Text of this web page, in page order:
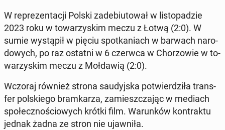
W re­pre­zen­ta­cji Polski za­de­biu­to­wał w li­sto­pa­dzie
2023 roku w to­wa­rzy­skim meczu z Łotwą (2:0). W
sumie wy­stą­pił w pięciu spo­tka­niach w barwach na­ro­
do­wych, po raz ostatni w 6 czerwca w Cho­rzo­wie w to­
wa­rzy­skim meczu z Moł­da­wią (2:0).
Wczoraj również strona sau­dyj­ska po­twier­dzi­ła trans­
fer pol­skie­go bram­ka­rza, za­miesz­cza­jąc w mediach
spo­łecz­no­ścio­wych krótki film. Wa­run­ków kon­trak­tu
jednak żadna ze stron nie ujaw­ni­ła.